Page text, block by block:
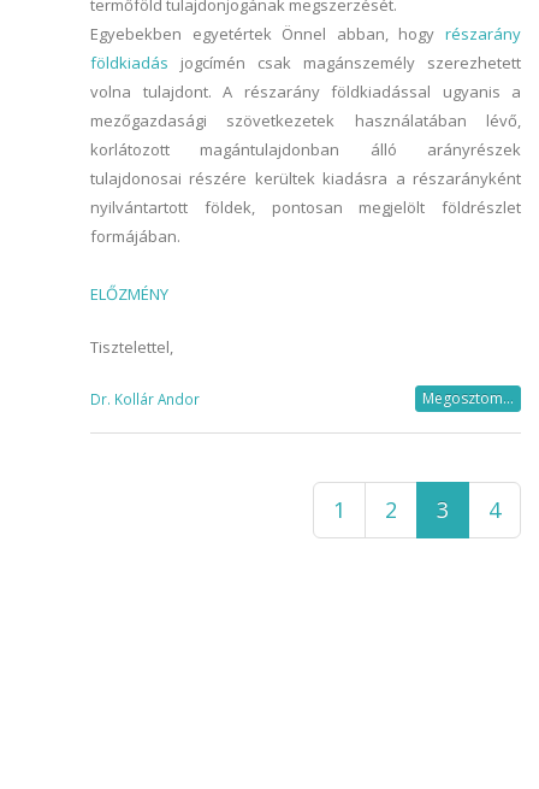
termőföld tulajdonjogának megszerzését.
Egyebekben egyetértek Önnel abban, hogy részarány
földkiadás jogcímén csak magánszemély szerezhetett
volna tulajdont. A részarány földkiadással ugyanis a
mezőgazdasági szövetkezetek használatában lévő,
korlátozott magántulajdonban álló arányrészek
tulajdonosai részére kerültek kiadásra a részarányként
nyilvántartott földek, pontosan megjelölt földrészlet
formájában.
ELŐZMÉNY
Tisztelettel,
Dr. Kollár Andor Megosztom...
1 2 3 4